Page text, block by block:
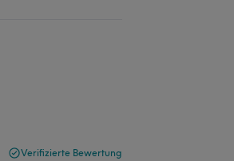
Verifizierte Bewertung